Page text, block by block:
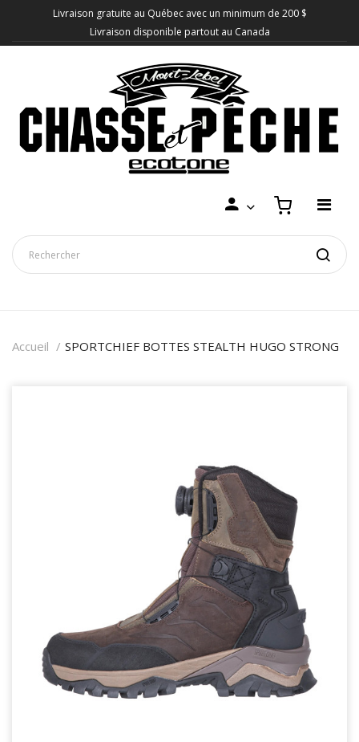
Livraison gratuite au Québec avec un minimum de 200 $
Livraison disponible partout au Canada
Accueil SPORTCHIEF BOTTES STEALTH HUGO STRONG